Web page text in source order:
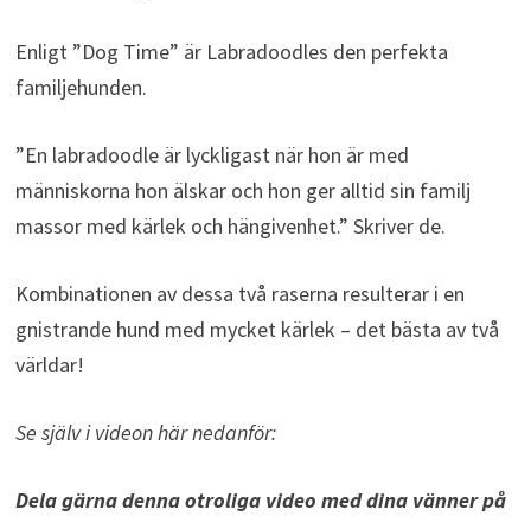
Enligt ”Dog Time” är Labradoodles den perfekta
familjehunden.
”En labradoodle är lyckligast när hon är med
människorna hon älskar och hon ger alltid sin familj
massor med kärlek och hängivenhet.” Skriver de.
Kombinationen av dessa två raserna resulterar i en
gnistrande hund med mycket kärlek – det bästa av två
världar!
Se själv i videon här nedanför:
Dela gärna denna otroliga video med dina vänner på